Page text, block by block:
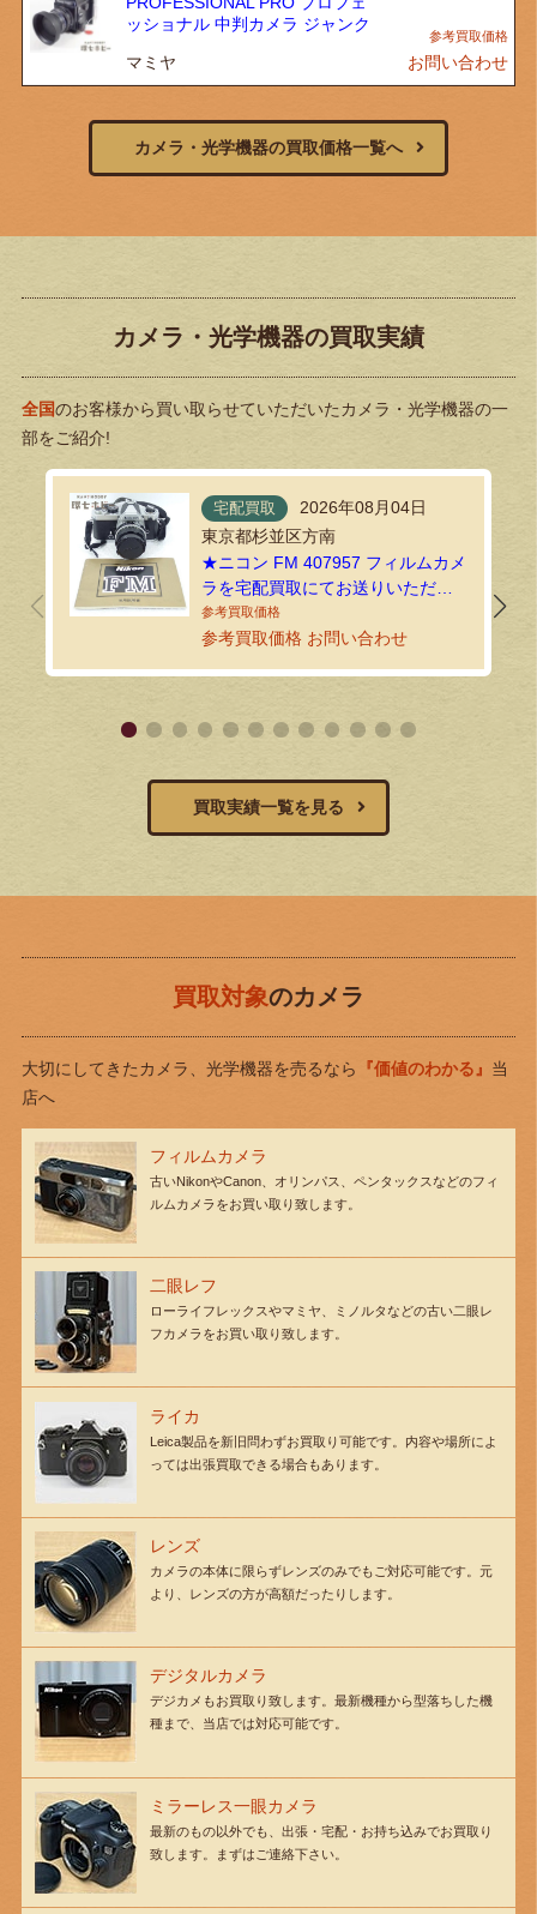
ッショナル 中判カメラ ジャンク
マミヤ お問い合わせ
カメラ・光学機器の買取価格一覧へ
カメラ・光学機器の買取実績
全国のお客様から買い取らせていただいたカメラ・光学機器の一
部をご紹介!
宅配買取
2026年08月04日
東京都杉並区方南
★ニコン FM 407957 フィルムカメ
ラを宅配買取にてお送りいただき
ました！
参考買取価格 お問い合わせ
買取実績一覧を見る
買取対象のカメラ
大切にしてきたカメラ、光学機器を売るなら 『価値のわかる』 当
店へ
フィルムカメラ
古いNikonやCanon、オリンパス、ペンタックスなどのフィ
ルムカメラをお買い取り致します。
二眼レフ
ローライフレックスやマミヤ、ミノルタなどの古い二眼レ
フカメラをお買い取り致します。
ライカ
Leica製品を新旧問わずお買取り可能です。内容や場所によ
っては出張買取できる場合もあります。
レンズ
カメラの本体に限らずレンズのみでもご対応可能です。元
より、レンズの方が高額だったりします。
デジタルカメラ
デジカメもお買取り致します。最新機種から型落ちした機
種まで、当店では対応可能です。
ミラーレス一眼カメラ
最新のもの以外でも、出張・宅配・お持ち込みでお買取り
致します。まずはご連絡下さい。